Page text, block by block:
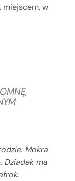
miejscem, w
Mokra
Dziadek ma